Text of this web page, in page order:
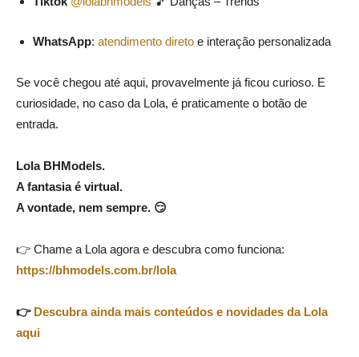
WhatsApp: atendimento direto e interação personalizada
Se você chegou até aqui, provavelmente já ficou curioso. E
curiosidade, no caso da Lola, é praticamente o botão de
entrada.
Lola BHModels.
A fantasia é virtual.
A vontade, nem sempre. 😏
👉 Chame a Lola agora e descubra como funciona:
https://bhmodels.com.br/lola
👉 Descubra ainda mais conteúdos e novidades da Lola
aqui